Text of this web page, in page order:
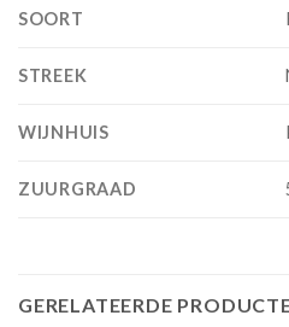
SOORT
STREEK
WIJNHUIS
ZUURGRAAD
GERELATEERDE